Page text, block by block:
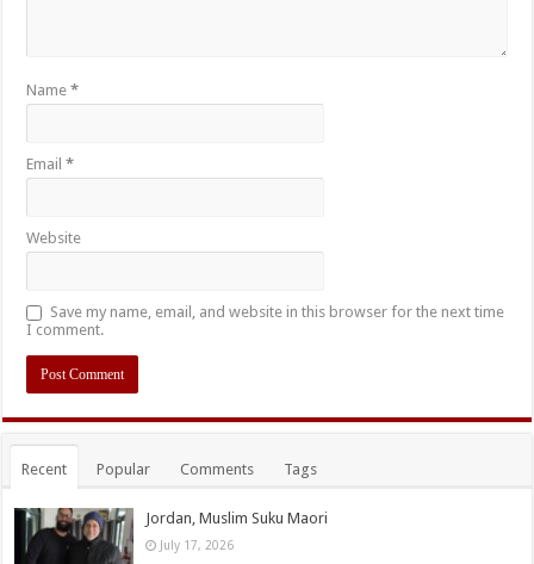
Name*
Email*
Website
Save my name, email, and website in this browser for the next time
I comment.
Recent Popular Comments Tags
Jordan, Muslim Suku Maori
July 17, 2026